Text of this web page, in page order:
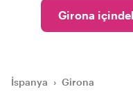
Girona
İspanya › Girona